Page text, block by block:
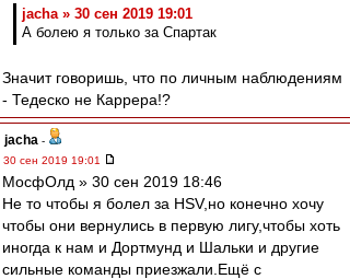
jacha » 30 сен 2019 19:01
А болею я только за Спартак
Значит говоришь, что по личным наблюдениям
- Тедеско не Каррера!?
jacha -
30 сен 2019 19:01
МосфОлд » 30 сен 2019 18:46
Не то чтобы я болел за HSV,но конечно хочу
чтобы они вернулись в первую лигу,чтобы хоть
иногда к нам и Дортмунд и Шальки и другие
сильные команды приезжали.Ещё с